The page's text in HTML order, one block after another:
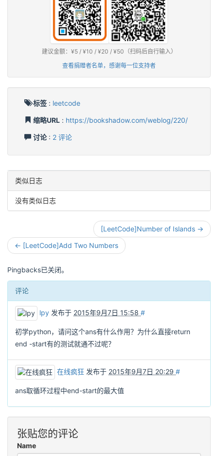
建议金额：¥5 / ¥10 / ¥20 / ¥50（扫码后自行输入）
查看捐赠者名单，感谢每一位支持者
标签 : leetcode
缩略URL : https://bookshadow.com/weblog/220/
讨论: 2 评论
类似日志
没有类似日志
[LeetCode]Number of Islands →
← [LeetCode]Add Two Numbers
Pingbacks已关闭。
评论
lpy 发布于 2015年9月7日 15:58 #
初学python，请问这个ans有什么作用？为什么直接return
end -start有的测试就通不过呢？
在线疯狂 发布于 2015年9月7日 20:29 #
ans取循环过程中end-start的最大值
张贴您的评论
Name